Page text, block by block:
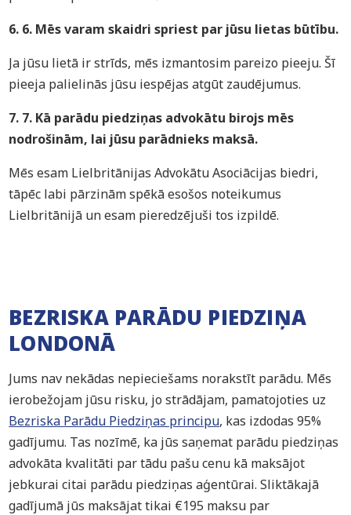
6. 6. Mēs varam skaidri spriest par jūsu lietas būtību.
Ja jūsu lietā ir strīds, mēs izmantosim pareizo pieeju. Šī
pieeja palielinās jūsu iespējas atgūt zaudējumus.
7. 7. Kā parādu piedziņas advokātu birojs mēs
nodrošinām, lai jūsu parādnieks maksā.
Mēs esam Lielbritānijas Advokātu Asociācijas biedri,
tāpēc labi pārzinām spēkā esošos noteikumus
Lielbritānijā un esam pieredzējuši tos izpildē.
BEZRISKA PARĀDU PIEDZIŅA
LONDONĀ
Jums nav nekādas nepieciešams norakstīt parādu. Mēs
ierobežojam jūsu risku, jo strādājam, pamatojoties uz
Bezriska Parādu Piedziņas principu, kas izdodas 95%
gadījumu. Tas nozīmē, ka jūs saņemat parādu piedziņas
advokāta kvalitāti par tādu pašu cenu kā maksājot
jebkurai citai parādu piedziņas aģentūrai. Sliktākajā
gadījumā jūs maksājat tikai €195 maksu par